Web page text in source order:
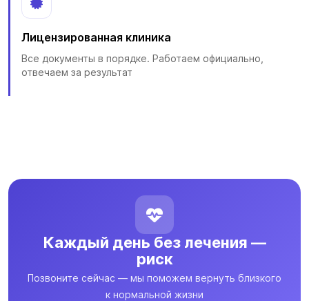
Лицензированная клиника
Все документы в порядке. Работаем официально,
отвечаем за результат
Каждый день без лечения —
риск
Позвоните сейчас — мы поможем вернуть близкого
к нормальной жизни